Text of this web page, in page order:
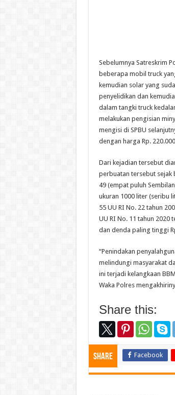
Sebelumnya Satreskrim
beberapa mobil truck
kemudian solar yang
penyelidikan dan
dalam tangki truck
melakukan pengisian
mengisi di SPBU
dengan harga Rp.
Dari kejadian tersebut
perbuatan tersebut sejak
49 (empat puluh
ukuran 1000 liter (seribu
55 UU RI No. 22 tahun
UU RI No. 11 tahun 2020
dan denda paling tinggi
“Penindakan
melindungi masyarakat
ini terjadi kelangkaan
Waka Polres
Share this:
Share Facebook